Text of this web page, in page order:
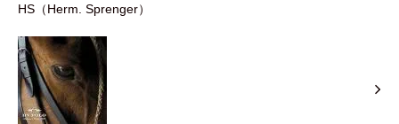
HS（Herm. Sprenger）